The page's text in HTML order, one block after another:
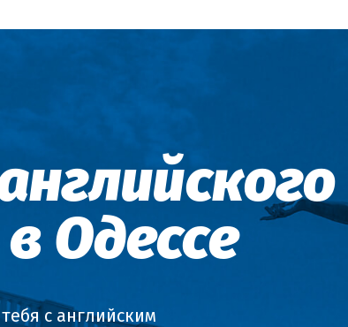
Одессе
с английским